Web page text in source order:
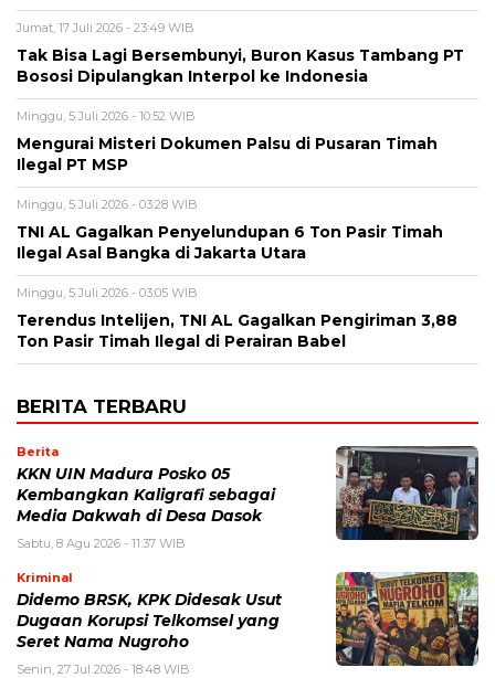
Jumat, 17 Juli 2026 - 23:49 WIB
Tak Bisa Lagi Bersembunyi, Buron Kasus Tambang PT
Bososi Dipulangkan Interpol ke Indonesia
Minggu, 5 Juli 2026 - 10:52 WIB
Mengurai Misteri Dokumen Palsu di Pusaran Timah
Ilegal PT MSP
Minggu, 5 Juli 2026 - 03:28 WIB
TNI AL Gagalkan Penyelundupan 6 Ton Pasir Timah
Ilegal Asal Bangka di Jakarta Utara
Minggu, 5 Juli 2026 - 03:05 WIB
Terendus Intelijen, TNI AL Gagalkan Pengiriman 3,88
Ton Pasir Timah Ilegal di Perairan Babel
BERITA TERBARU
Berita
KKN UIN Madura Posko 05
Kembangkan Kaligrafi sebagai
Media Dakwah di Desa Dasok
Sabtu, 8 Agu 2026 - 11:37 WIB
Kriminal
Didemo BRSK, KPK Didesak Usut
Dugaan Korupsi Telkomsel yang
Seret Nama Nugroho
Senin, 27 Jul 2026 - 18:48 WIB